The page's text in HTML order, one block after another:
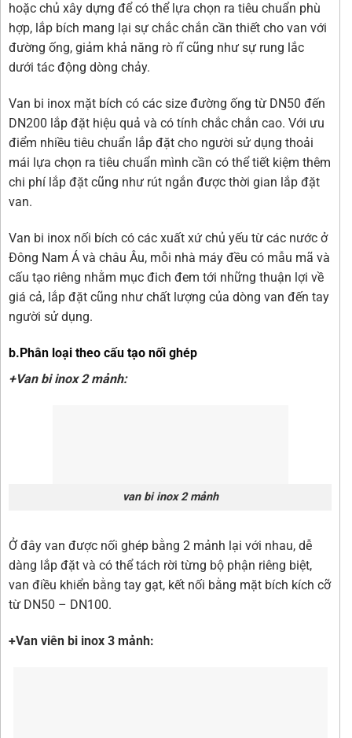
hoặc chủ xây dựng để có thể lựa chọn ra tiêu chuẩn phù
hợp, lắp bích mang lại sự chắc chắn cần thiết cho van với
đường ống, giảm khả năng rò rĩ cũng như sự rung lắc
dưới tác động dòng chảy.
Van bi inox mặt bích có các size đường ống từ DN50 đến
DN200 lắp đặt hiệu quả và có tính chắc chắn cao. Với ưu
điểm nhiều tiêu chuẩn lắp đặt cho người sử dụng thoải
mái lựa chọn ra tiêu chuẩn mình cần có thể tiết kiệm thêm
chi phí lắp đặt cũng như rút ngắn được thời gian lắp đặt
van.
Van bi inox nối bích có các xuất xứ chủ yếu từ các nước ở
Đông Nam Á và châu Âu, mỗi nhà máy đều có mẫu mã và
cấu tạo riêng nhằm mục đich đem tới những thuận lợi về
giá cả, lắp đặt cũng như chất lượng của dòng van đến tay
người sử dụng.
b.Phân loại theo cấu tạo nối ghép
+Van bi inox 2 mảnh:
van bi inox 2 mảnh
Ở đây van được nối ghép bằng 2 mảnh lại với nhau, dễ
dàng lắp đặt và có thể tách rời từng bộ phận riêng biệt,
van điều khiển bằng tay gạt, kết nối bằng mặt bích kích cỡ
từ DN50 – DN100.
+Van viên bi inox 3 mảnh: